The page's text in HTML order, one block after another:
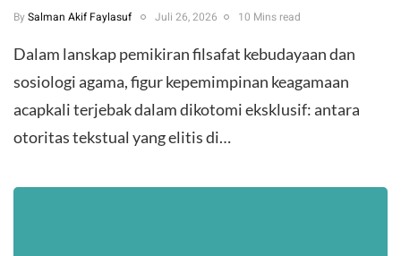
By Salman Akif Faylasuf Juli 26, 2026 10 Mins read
Dalam lanskap pemikiran filsafat kebudayaan dan
sosiologi agama, figur kepemimpinan keagamaan
acapkali terjebak dalam dikotomi eksklusif: antara
otoritas tekstual yang elitis di…